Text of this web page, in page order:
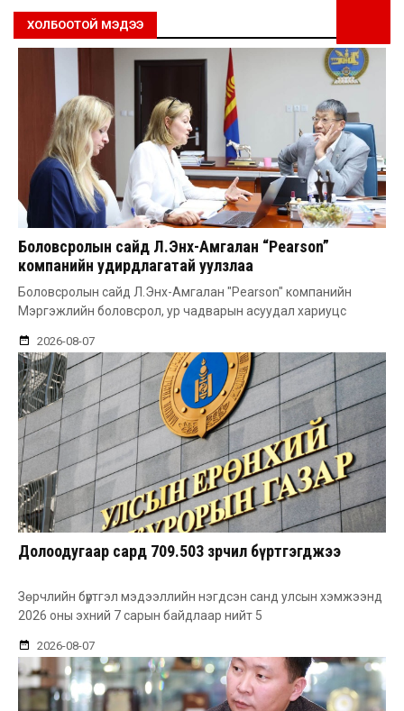
ХОЛБООТОЙ МЭДЭЭ
Боловсролын сайд Л.Энх-Амгалан “Pearson”
компанийн удирдлагатай уулзлаа
Боловсролын сайд Л.Энх-Амгалан "Pearson" компанийн
Мэргэжлийн боловсрол, ур чадварын асуудал хариуцс
2026-08-07
Долоодугаар сард 709.503 зөрчил бүртгэгджээ
Зөрчлийн бүртгэл мэдээллийн нэгдсэн санд улсын хэмжээнд
2026 оны эхний 7 сарын байдлаар нийт 5
2026-08-07